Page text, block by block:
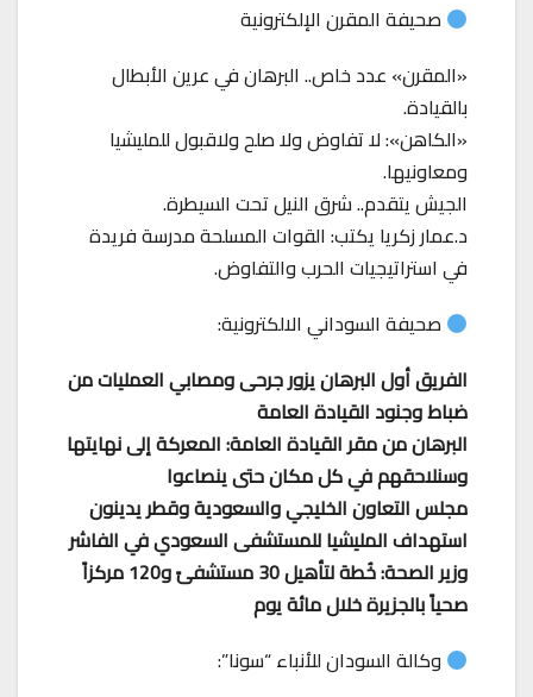
صحيفة المقرن الإلكترونية
«المقرن» عدد خاص.. البرهان في عرين الأبطال
بالقيادة.
«الكاهن»: لا تفاوض ولا صلح ولاقبول للمليشيا
ومعاونيها.
الجيش يتقدم.. شرق النيل تحت السيطرة.
د.عمار زكريا يكتب: القوات المسلحة مدرسة فريدة
في استراتيجيات الحرب والتفاوض.
صحيفة السوداني الالكترونية:
الفريق أول البرهان يزور جرحى ومصابي العمليات من
ضباط وجنود القيادة العامة
البرهان من مقر القيادة العامة: المعركة إلى نهايتها
وسنلاحقهم في كل مكان حتى ينصاعوا
مجلس التعاون الخليجي والسعودية وقطر يدينون
استهداف المليشيا للمستشفى السعودي في الفاشر
وزير الصحة: خُطة لتأهيل 30 مستشفىً و120 مركزاً
صحياً بالجزيرة خلال مائة يوم
وكالة السودان للأنباء “سونا”: